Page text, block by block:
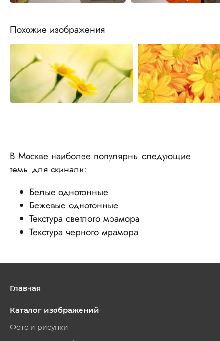
Похожие изображения
В Москве наиболее популярны следующие
темы для скинали:
Белые однотонные
Бежевые однотонные
Текстура светлого мрамора
Текстура черного мрамора
Главная
Каталог изображений
Фото и рисунки